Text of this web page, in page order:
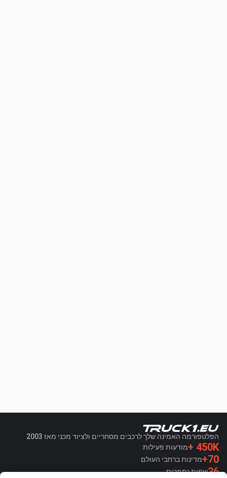
הפלטפורמה האמינה שלך לרכבים מסחריים ולציוד מכני מאז 2003
450K + מודעות פעילות
70+ מדינות ברחבי העולם
36שפות נתמכות